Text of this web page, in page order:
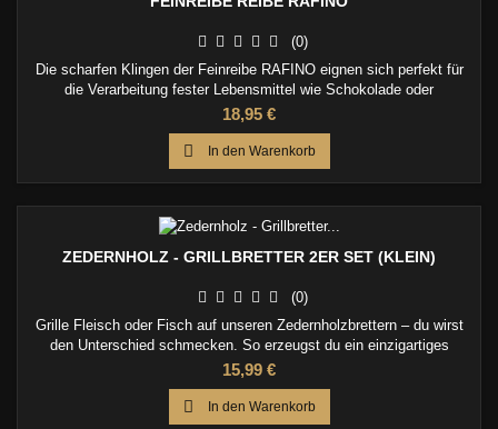
(0)
Die scharfen Klingen der Feinreibe RAFINO eignen sich perfekt für
die Verarbeitung fester Lebensmittel wie Schokolade oder
Zitronenschalen. Erhalte durch müheloses Reiben feinste
Ergebnisse.
Preis
18,95 €
 In den Warenkorb
ZEDERNHOLZ - GRILLBRETTER 2ER SET (KLEIN)
(0)
Grille Fleisch oder Fisch auf unseren Zedernholzbrettern – du wirst
den Unterschied schmecken. So erzeugst du ein einzigartiges
Raucharoma.
Preis
15,99 €
 In den Warenkorb